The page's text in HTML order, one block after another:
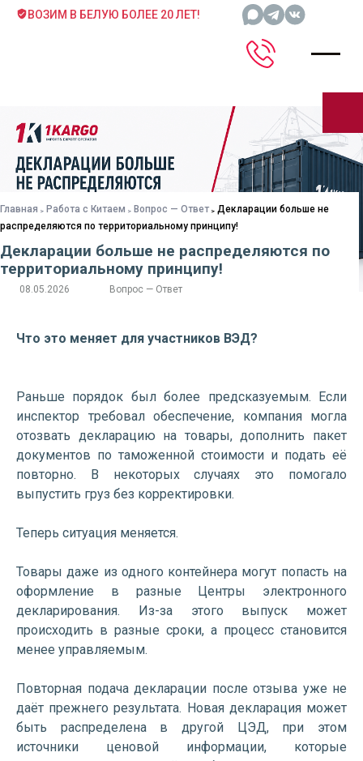
ВОЗИМ В БЕЛУЮ БОЛЕЕ 20 ЛЕТ!
Главная Работа с Китаем Вопрос — Ответ
Декларации больше не
распределяются по территориальному принципу!
Декларации больше не распределяются по
территориальному принципу!
08.05.2026 Вопрос — Ответ
Что это меняет для участников ВЭД?
Раньше порядок был более предсказуемым. Если
инспектор требовал обеспечение, компания могла
отозвать декларацию на товары, дополнить пакет
документов по таможенной стоимости и подать её
повторно. В некоторых случаях это помогало
выпустить груз без корректировки.
Теперь ситуация меняется.
Товары даже из одного контейнера могут попасть на
оформление в разные Центры электронного
декларирования. Из-за этого выпуск может
происходить в разные сроки, а процесс становится
менее управляемым.
Повторная подача декларации после отзыва уже не
даёт прежнего результата. Новая декларация может
быть распределена в другой ЦЭД, при этом
источники ценовой информации, которые